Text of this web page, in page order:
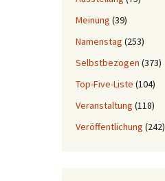
Meinung (39)
Namenstag (253)
Selbstbezogen (373)
Top-Five-Liste (104)
Veranstaltung (118)
Veröffentlichung (242)